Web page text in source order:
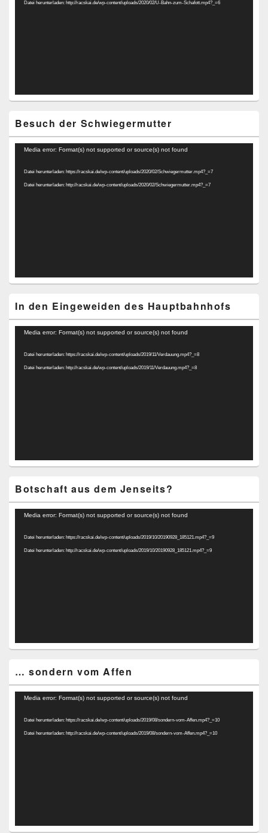
Datei herunterladen: http://racskai.de/wp-content/uploads/2020/02/U-Bahn-zum-Schafott.mp4?_=6
Besuch der Schwiegermutter
Video-
Media error: Format(s) not supported or source(s) not found
Datei herunterladen: https://racskai.de/wp-content/uploads/2020/02/Schwiegermutter.mp4?_=7
Datei herunterladen: http://racskai.de/wp-content/uploads/2020/02/Schwiegermutter.mp4?_=7
In den Eingeweiden des Hauptbahnhofs
Video-
Media error: Format(s) not supported or source(s) not found
Datei herunterladen: https://racskai.de/wp-content/uploads/2019/11/Verdauung.mp4?_=8
Datei herunterladen: http://racskai.de/wp-content/uploads/2019/11/Verdauung.mp4?_=8
Botschaft aus dem Jenseits?
Video-
Media error: Format(s) not supported or source(s) not found
Datei herunterladen: https://racskai.de/wp-content/uploads/2019/10/20190928_185121.mp4?_=9
Datei herunterladen: http://racskai.de/wp-content/uploads/2019/10/20190928_185121.mp4?_=9
… sondern vom Affen
Video-
Media error: Format(s) not supported or source(s) not found
Datei herunterladen: https://racskai.de/wp-content/uploads/2019/08/sondern-vom-Affen.mp4?_=10
Datei herunterladen: http://racskai.de/wp-content/uploads/2019/08/sondern-vom-Affen.mp4?_=10